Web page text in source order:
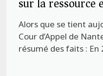
Alors que se tient
Cour d’Appel de
résumé des faits :